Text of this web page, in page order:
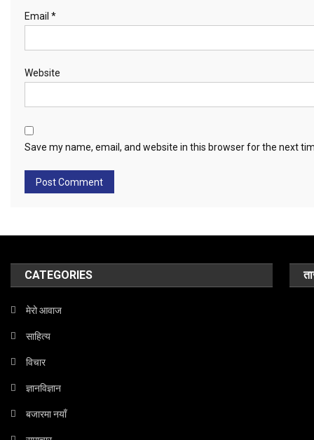
Email *
Website
Save my name, email, and website in this browser for the next
CATEGORIES
मेरो आवाज
साहित्य
विचार
ज्ञानविज्ञान
बजारमा नयाँ